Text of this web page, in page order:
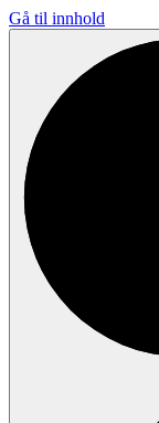
Gå til innhold